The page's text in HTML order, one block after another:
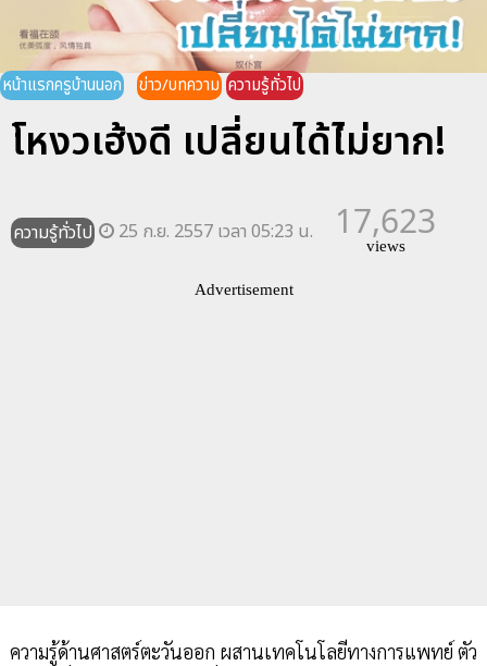
หน้าแรกครูบ้านนอก ข่าว/บทความ ความรู้ทั่วไป
โหงวเฮ้งดี เปลี่ยนได้ไ่ม่ยาก!
ความรู้ทั่วไป 25 ก.ย. 2557 เวลา 05:23 น. 17,623
views
Advertisement
ความรู้ด้านศาสตร์ตะวันออก ผสานเทคโนโลยีทางการแพทย์ ตัว